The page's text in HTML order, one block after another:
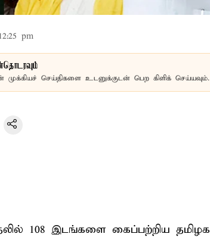
pm
முக்கியச் செய்திகளை உடனுக்குடன் பெற கிளிக் செய்யவும்.
108 இடங்களை கைப்பற்றிய